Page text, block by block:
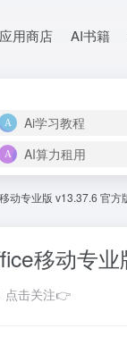
用商店 AI书籍
Ai学习教程
AI算力租用
动专业版 v13.37.6 官方
移动专
点击关注👉